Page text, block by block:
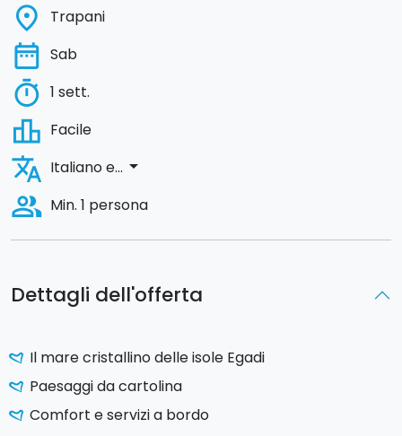
Dettagli dell'offerta
Il mare cristallino delle isole Egadi
Paesaggi da cartolina
Comfort e servizi a bordo
place Trapani
date_range Sab
timer 1 sett.
leaderboard Facile
translate Italiano e... arrow_drop_down
people_alt Min. 1 persona